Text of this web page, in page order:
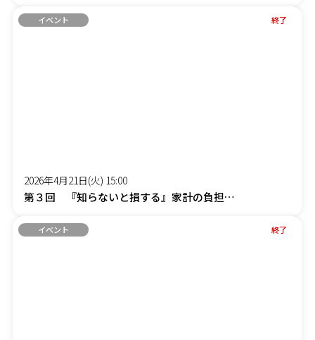
イベント 終了
2026年4月21日(火) 15:00
第３回 『知らないと損する』家計の負担を減らす「賢約(けんやく)サポート」オンラインセミナー
イベント 終了